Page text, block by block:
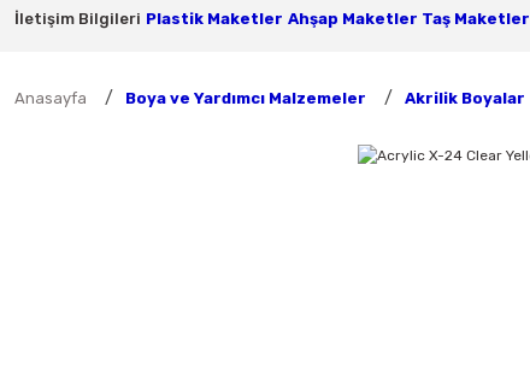
İletişim Bilgileri Plastik Maketler Ahşap Maketler Taş Maketler
Anasayfa Boya ve Yardımcı Malzemeler Akrilik Boyalar